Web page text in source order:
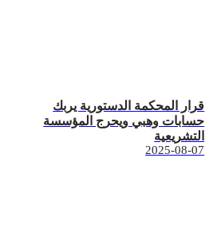
قرار المحكمة الدستورية يربك
حسابات وهبي ويحرج المؤسسة
التشريعية
2025-08-07